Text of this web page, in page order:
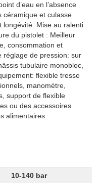
d’eau en l’absence
céramique et culasse
longévité. Mise au ralenti
du pistolet : Meilleur
consommation et
réglage de pression: sur
tubulaire monobloc,
flexible tresse
manomètre,
support de flexible
ou des accessoires
alimentaires.
10-140 bar